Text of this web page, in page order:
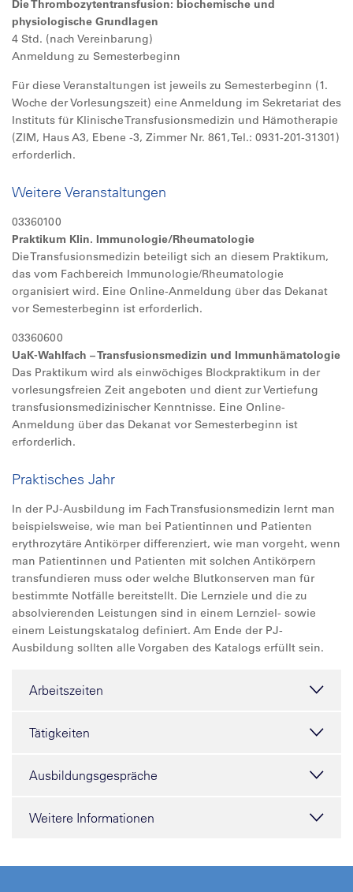
Die Thrombozytentransfusion: biochemische und
physiologische Grundlagen
4 Std. (nach Vereinbarung)
Anmeldung zu Semesterbeginn
Für diese Veranstaltungen ist jeweils zu Semesterbeginn (1.
Woche der Vorlesungszeit) eine Anmeldung im Sekretariat des
Instituts für Klinische Transfusionsmedizin und Hämotherapie
(ZIM, Haus A3, Ebene -3, Zimmer Nr. 861, Tel.: 0931-201-31301)
erforderlich.
Weitere Veranstaltungen
03360100
Praktikum Klin. Immunologie/Rheumatologie
Die Transfusionsmedizin beteiligt sich an diesem Praktikum,
das vom Fachbereich Immunologie/Rheumatologie
organisiert wird. Eine Online-Anmeldung über das Dekanat
vor Semesterbeginn ist erforderlich.
03360600
UaK-Wahlfach – Transfusionsmedizin und Immunhämatologie
Das Praktikum wird als einwöchiges Blockpraktikum in der
vorlesungsfreien Zeit angeboten und dient zur Vertiefung
transfusionsmedizinischer Kenntnisse. Eine Online-
Anmeldung über das Dekanat vor Semesterbeginn ist
erforderlich.
Praktisches Jahr
In der PJ-Ausbildung im Fach Transfusionsmedizin lernt man
beispielsweise, wie man bei Patientinnen und Patienten
erythrozytäre Antikörper differenziert, wie man vorgeht, wenn
man Patientinnen und Patienten mit solchen Antikörpern
transfundieren muss oder welche Blutkonserven man für
bestimmte Notfälle bereitstellt. Die Lernziele und die zu
absolvierenden Leistungen sind in einem Lernziel- sowie
einem Leistungskatalog definiert. Am Ende der PJ-
Ausbildung sollten alle Vorgaben des Katalogs erfüllt sein.
Arbeitszeiten
Tätigkeiten
Ausbildungsgespräche
Weitere Informationen